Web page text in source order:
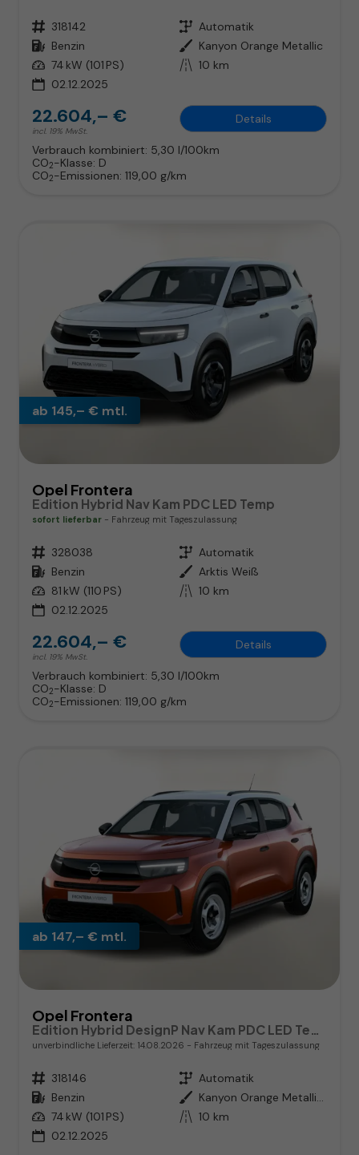
Fahrzeugnr. 318142 Getriebe Automatik
Kraftstoff Benzin Außenfarbe Kanyon Orange Metallic
Leistung 74 kW (101 PS) Kilometerstand 10 km
02.12.2025
22.604,– €
incl. 19% MwSt.
Details
Verbrauch kombiniert: 5,30 l/100km
CO2-Klasse: D
CO2-Emissionen: 119,00 g/km
ab 145,– € mtl.
Opel Frontera
Edition Hybrid Nav Kam PDC LED Temp
sofort lieferbar Fahrzeug mit Tageszulassung
Fahrzeugnr. 328038 Getriebe Automatik
Kraftstoff Benzin Außenfarbe Arktis Weiß
Leistung 81 kW (110 PS) Kilometerstand 10 km
02.12.2025
22.604,– €
incl. 19% MwSt.
Details
Verbrauch kombiniert: 5,30 l/100km
CO2-Klasse: D
CO2-Emissionen: 119,00 g/km
ab 147,– € mtl.
Opel Frontera
unverbindliche Lieferzeit: 14.08.2026 Fahrzeug mit Tageszulassung
Fahrzeugnr. 318146 Getriebe Automatik
Kraftstoff Benzin Außenfarbe
Kanyon Orange Metallic / Dachfar
Leistung 74 kW (101 PS) Kilometerstand 10 km
02.12.2025